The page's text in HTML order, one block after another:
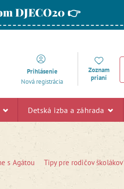
DJECO20 👉
Prihlásenie
Nová registrácia
Zoznam
prianí
Detská izba a záhrada
s Agátou Tipy pre rodičov školákov